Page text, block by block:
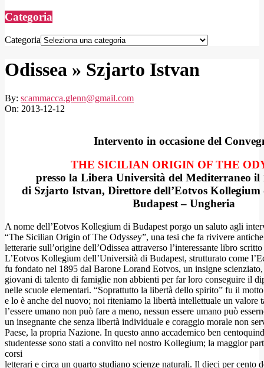
Categoria
Categoria
Odissea » Szjarto Istvan
By: scammacca.glenn@gmail.com
On: 2013-12-12
Intervento in occasione del
THE SICILIAN ORIGIN OF THE
presso la Libera Università del Mediterraneo il
di Szjarto Istvan, Direttore dell’Eotvos Kollegium
Budapest – Ungheria
A nome dell’Eotvos Kollegium di Budapest porgo un saluto agli
“The Sicilian Origin of The Odyssey”, una tesi che fa rivivere
letterarie sull’origine dell’Odissea attraverso l’interessante libro
L’Eotvos Kollegium dell’Università di Budapest, strutturato come
fu fondato nel 1895 dal Barone Lorand Eotvos, un insigne
giovani di talento di famiglie non abbienti per far loro conseguire il
nelle scuole elementari. “Soprattutto la libertà dello spirito” fu il
e lo è anche del nuovo; noi riteniamo la libertà intellettuale un valore
l’essere umano non può fare a meno, nessun essere umano può
un insegnante che senza libertà individuale e coraggio morale non
Paese, la propria Nazione. In questo anno accademico ben
studentesse sono stati a convitto nel nostro Kollegium; la maggior
corsi
letterari e circa un quarto studiano scienze naturali. Il dieci per cento